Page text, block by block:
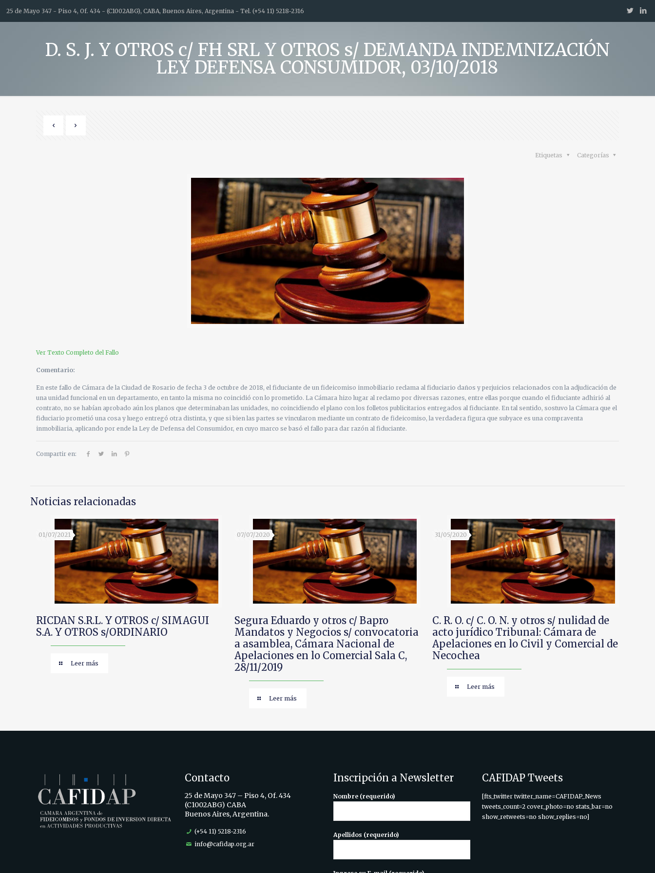
25 de Mayo 347 - Piso 4, Of. 434 - (C1002ABG), CABA, Buenos Aires, Argentina - Tel. (+54 11) 5218-2316
D. S. J. Y OTROS c/ FH SRL Y OTROS s/ DEMANDA INDEMNIZACIÓN
LEY DEFENSA CONSUMIDOR, 03/10/2018
Categorías
Etiquetas
Ver Texto Completo del Fallo
Comentario:
En este fallo de Cámara de la Ciudad de Rosario de fecha 3 de octubre de 2018, el fiduciante de un fideicomiso inmobiliario reclama al fiduciario daños y perjuicios relacionados con la adjudicación de
una unidad funcional en un departamento, en tanto la misma no coincidió con lo prometido. La Cámara hizo lugar al reclamo por diversas razones, entre ellas porque cuando el fiduciante adhirió al
contrato, no se habían aprobado aún los planos que determinaban las unidades, no coincidiendo el plano con los folletos publicitarios entregados al fiduciante. En tal sentido, sostuvo la Cámara que el
fiduciario prometió una cosa y luego entregó otra distinta, y que si bien las partes se vincularon mediante un contrato de fideicomiso, la verdadera figura que subyace es una compraventa
inmobiliaria, aplicando por ende la Ley de Defensa del Consumidor, en cuyo marco se basó el fallo para dar razón al fiduciante.
Compartir en:
Noticias relacionadas
01/07/2021
RICDAN S.R.L. Y OTROS c/ SIMAGUI
S.A. Y OTROS s/ORDINARIO
Leer más
07/07/2020
Segura Eduardo y otros c/ Bapro
Mandatos y Negocios s/ convocatoria
a asamblea, Cámara Nacional de
Apelaciones en lo Comercial Sala C,
28/11/2019
Leer más
31/05/2020
C. R. O. c/ C. O. N. y otros s/ nulidad de
acto jurídico Tribunal: Cámara de
Apelaciones en lo Civil y Comercial de
Necochea
Leer más
Contacto
25 de Mayo 347 – Piso 4, Of. 434
(C1002ABG) CABA
Buenos Aires, Argentina.
(+54 11) 5218-2316
info@cafidap.org.ar
Inscripción a Newsletter
Nombre (requerido)
Apellidos (requerido)
CAFIDAP Tweets
[fts_twitter twitter_name=CAFIDAP_News
tweets_count=2 cover_photo=no stats_bar=no
show_retweets=no show_replies=no]